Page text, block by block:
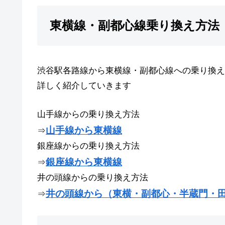
東横線・副都心線乗り換え方法
渋谷駅各路線から東横線・副都心線への乗り換え
詳しく紹介していきます
山手線からの乗り換え方法
⇒山手線から東横線
銀座線からの乗り換え方法
⇒銀座線から東横線
井の頭線からの乗り換え方法
⇒井の頭線から（東横・副都心・半蔵門・